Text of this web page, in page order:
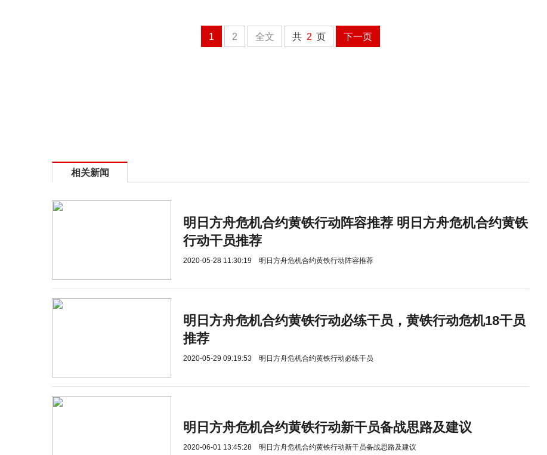
1 2 全文 共 2 页 下一页
相关新闻
明日方舟危机合约黄铁行动阵容推荐 明日方舟危机合约黄铁
行动干员推荐
2020-05-28 11:30:19 明日方舟危机合约黄铁行动阵容推荐
明日方舟危机合约黄铁行动必练干员，黄铁行动危机18干员
推荐
2020-05-29 09:19:53 明日方舟危机合约黄铁行动必练干员
明日方舟危机合约黄铁行动新干员备战思路及建议
2020-06-01 13:45:28 明日方舟危机合约黄铁行动新干员备战思路及建议